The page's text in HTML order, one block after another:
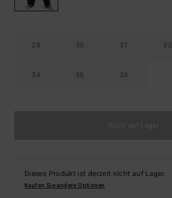
28 30 31 32
34 36 38
Dieses Produkt ist derzeit nicht auf Lager.
Kaufen Sie andere Optionen